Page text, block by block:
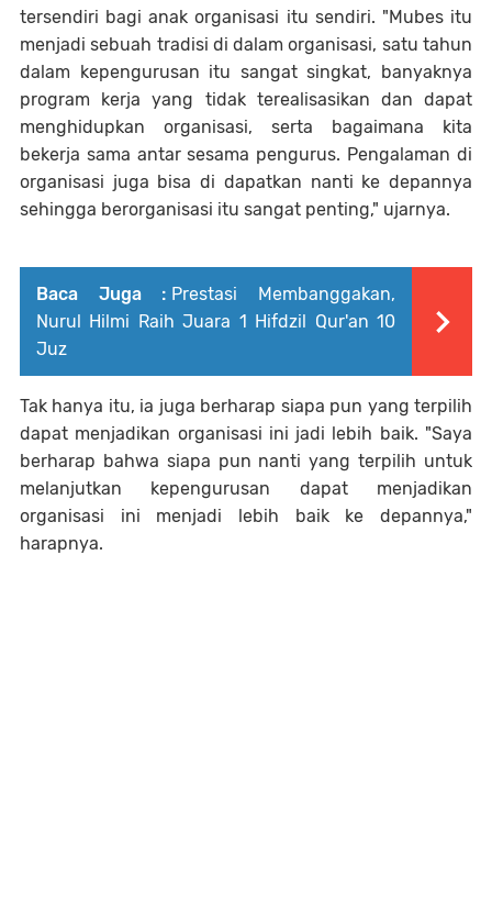
tersendiri bagi anak organisasi itu sendiri. "Mubes itu
menjadi sebuah tradisi di dalam organisasi, satu tahun
dalam kepengurusan itu sangat singkat, banyaknya
program kerja yang tidak terealisasikan dan dapat
menghidupkan organisasi, serta bagaimana kita
bekerja sama antar sesama pengurus. Pengalaman di
organisasi juga bisa di dapatkan nanti ke depannya
sehingga berorganisasi itu sangat penting," ujarnya.
Baca Juga : Prestasi Membanggakan,
Nurul Hilmi Raih Juara 1 Hifdzil Qur'an 10
Juz
Tak hanya itu, ia juga berharap siapa pun yang terpilih
dapat menjadikan organisasi ini jadi lebih baik. "Saya
berharap bahwa siapa pun nanti yang terpilih untuk
melanjutkan kepengurusan dapat menjadikan
organisasi ini menjadi lebih baik ke depannya,"
harapnya.